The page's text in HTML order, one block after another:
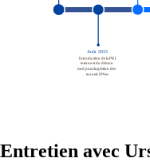
À propos
Entretien avec